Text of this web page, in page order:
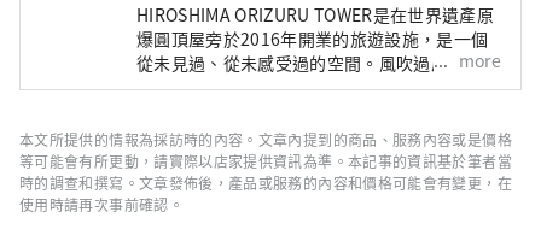
HIROSHIMA ORIZURU TOWER是在世界遺產原
爆圓頂屋旁於2016年開業的旅遊設施，是一個
從未見過、從未感受過的空間。風吹過屋頂的展
望台，可以看到和平紀念公園、原子彈爆炸圓頂
12樓的折鶴廣場，可以嘗試用特殊的摺紙折出
一隻鶴，放入約50m高的玻璃折鶴牆中。此
外，一樓還設有販售當地喜愛的產品的物產店和
可品嚐廣島食材的咖啡廳。
more
本文所提供的情報為採訪時的內容。文章內提到的商品、服務內容或是價格
等可能會有所更動，請實際以店家提供資訊為準。本記事的資訊基於筆者當
時的調查和撰寫。文章發佈後，產品或服務的內容和價格可能會有變更，在
使用時請再次事前確認。